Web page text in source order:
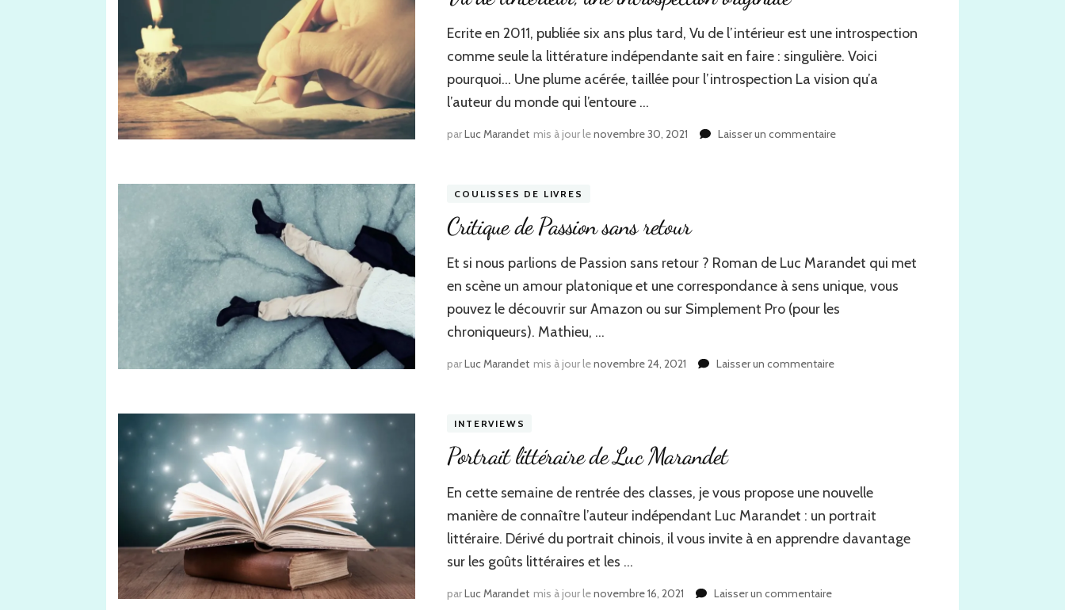
Ecrite en 2011, publiée six ans plus tard, Vu de l’intérieur est une introspection
comme seule la littérature indépendante sait en faire : singulière. Voici
pourquoi… Une plume acérée, taillée pour l’introspection La vision qu’a
l’auteur du monde qui l’entoure …
parLuc Marandet mis à jour lenovembre 30, 2021 Laisser un commentairesur
COULISSES DE LIVRES
Critique de Passion sans retour
Et si nous parlions de Passion sans retour ? Roman de Luc Marandet qui met
en scène un amour platonique et une correspondance à sens unique, vous
pouvez le découvrir sur Amazon ou sur Simplement Pro (pour les
chroniqueurs). Mathieu, …
parLuc Marandet mis à jour lenovembre 24, 2021 Laisser un commentairesur
INTERVIEWS
Portrait littéraire de Luc Marandet
En cette semaine de rentrée des classes, je vous propose une nouvelle
manière de connaître l’auteur indépendant Luc Marandet : un portrait
littéraire. Dérivé du portrait chinois, il vous invite à en apprendre davantage
sur les goûts littéraires et les …
parLuc Marandet mis à jour lenovembre 16, 2021 Laisser un commentairesur